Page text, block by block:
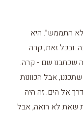
התממש”. היא
ובכל זאת, קרה
שכתבנו שם - קרה.
אבל הכוונות
אל הים. זה היה
שאת לא רואה, אבל